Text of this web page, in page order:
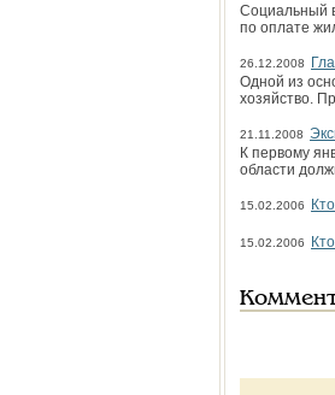
Социальный
по оплате
26.12.2008
Одной из
хозяйство.
21.11.2008
К первому
области
15.02.2006
15.02.2006